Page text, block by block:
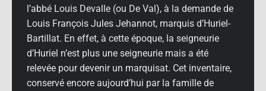
l’abbé Louis Devalle (ou De Val), à la demande de
Louis François Jules Jehannot, marquis d’Huriel-
Bartillat. En effet, à cette époque, la seigneurie
d’Huriel n’est plus une seigneurie mais a été
relevée pour devenir un marquisat. Cet inventaire,
conservé encore aujourd’hui par la famille de